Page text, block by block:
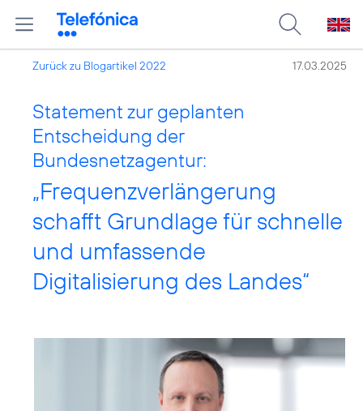
Zurück zu Blogartikel 2022 17.03.2025
Statement zur geplanten
Entscheidung der
Bundesnetzagentur:
„Frequenzverlängerung
schafft Grundlage für schnelle
und umfassende
Digitalisierung des Landes“